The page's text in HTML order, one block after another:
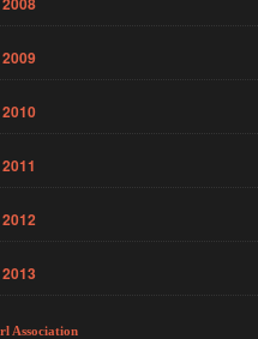
2009
2010
2011
2012
2013
Association